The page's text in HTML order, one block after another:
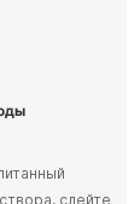
слейте